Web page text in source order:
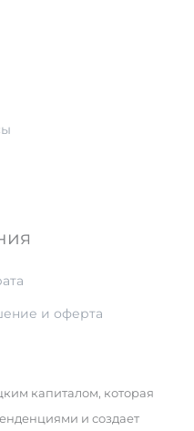
и оферта
капиталом, которая
и создает